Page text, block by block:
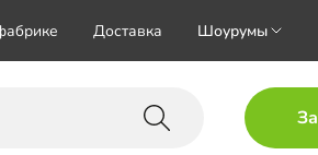
Доставка Шоурумы